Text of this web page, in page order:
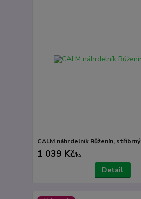
CALM náhrdelník Růženín, stříbrný
1 039 Kč/ks
Detail